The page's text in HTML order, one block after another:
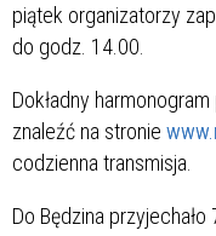
piątek organizatorzy
do godz. 14.00.
Dokładny
znaleźć na stronie
codzienna transmisja.
Do Będzina